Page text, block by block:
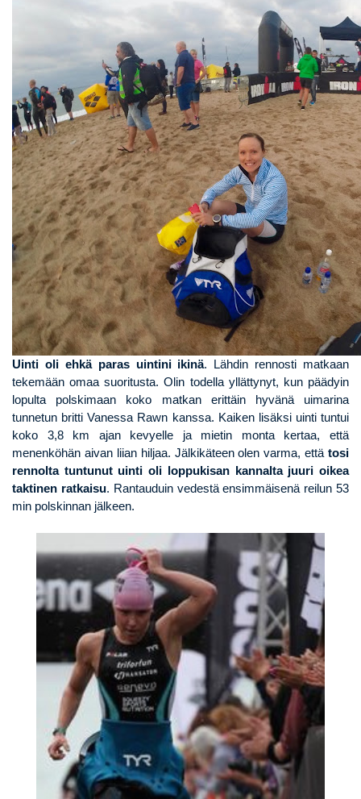
Uinti oli ehkä paras uintini ikinä. Lähdin rennosti matkaan
tekemään omaa suoritusta. Olin todella yllättynyt, kun päädyin
lopulta polskimaan koko matkan erittäin hyvänä uimarina
tunnetun britti Vanessa Rawn kanssa. Kaiken lisäksi uinti tuntui
koko 3,8 km ajan kevyelle ja mietin monta kertaa, että
menenköhän aivan liian hiljaa. Jälkikäteen olen varma, ettätosi
rennolta tuntunut uinti oli loppukisan kannalta juuri oikea
taktinen ratkaisu. Rantauduin vedestä ensimmäisenä reilun 53
min polskinnan jälkeen.